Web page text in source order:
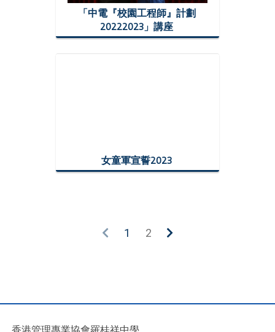
「中電『校園工程師』計劃
20222023」講座
女童軍宣誓2023
1 2
香港管理專業協會羅桂祥中學